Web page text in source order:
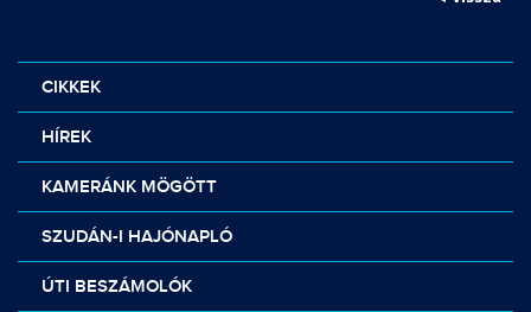
CIKKEK
HÍREK
KAMERÁNK MÖGÖTT
SZUDÁN-I HAJÓNAPLÓ
ÚTI BESZÁMOLÓK